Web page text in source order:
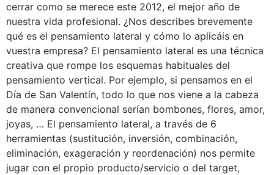
cerrar como se merece este 2012, el mejor año de
nuestra vida profesional. ¿Nos describes brevemente
qué es el pensamiento lateral y cómo lo aplicáis en
vuestra empresa? El pensamiento lateral es una técnica
creativa que rompe los esquemas habituales del
pensamiento vertical. Por ejemplo, si pensamos en el
Día de San Valentín, todo lo que nos viene a la cabeza
de manera convencional serían bombones, flores, amor,
joyas, … El pensamiento lateral, a través de 6
herramientas (sustitución, inversión, combinación,
eliminación, exageración y reordenación) nos permite
jugar con el propio producto/servicio o del target,